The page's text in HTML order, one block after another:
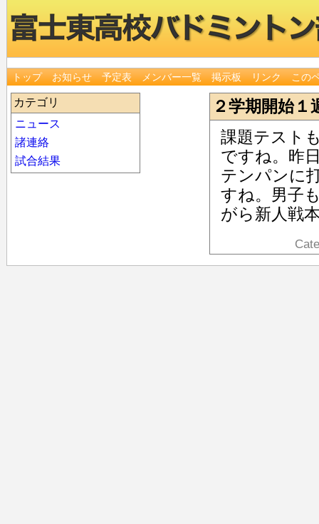
トップ お知らせ 予定表 メンバー一覧 掲示板 リンク この
カテゴリ
ニュース
諸連絡
試合結果
２学期開始１
課題テスト
ですね。昨
テンパンに
すね。男子
がら新人戦